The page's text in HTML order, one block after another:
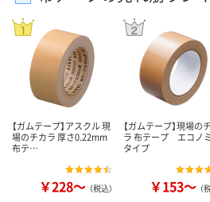
【ガムテープ】アスクル 現
場のチカラ 厚さ0.22mm
布テ…
￥228～ （税込）
【ガムテープ】現場の
ラ 布テープ エコノ
タイプ
￥153～ （